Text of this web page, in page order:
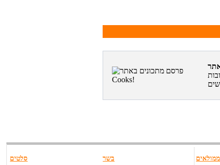
סלטים
בשר
ממולאים